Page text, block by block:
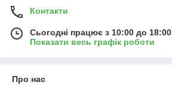
Контакти
Сьогодні працює з 10:00 до 18:00
Показати весь графік роботи
Про нас